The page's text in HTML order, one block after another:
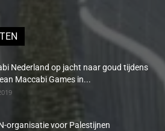
Nederland op jacht naar goud tijdens
Maccabi Games in...
organisatie voor Palestijnen